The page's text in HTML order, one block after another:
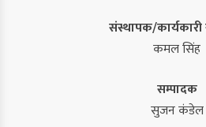
संस्थापक/
कमल सिंह
सम्पादक
सुजन कंडेल